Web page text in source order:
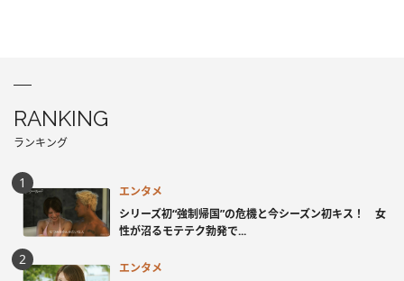
RANKING
ランキング
エンタメ
シリーズ初“強制帰国”の危機と今シーズン初キス！ 女
性が沼るモテテク勃発で...
エンタメ